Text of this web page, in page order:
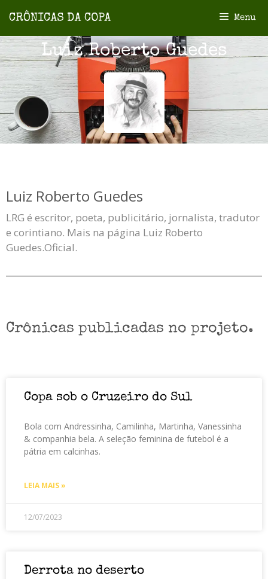
Menu
Luiz Roberto Guedes
Luiz Roberto Guedes
LRG é escritor, poeta, publicitário, jornalista, tradutor
e corintiano. Mais na página Luiz Roberto
Guedes.Oficial.
Crônicas publicadas no projeto.
Copa sob o Cruzeiro do Sul
Bola com Andressinha, Camilinha, Martinha, Vanessinha
& companhia bela. A seleção feminina de futebol é a
pátria em calcinhas.
LEIA MAIS »
12/07/2023
Derrota no deserto